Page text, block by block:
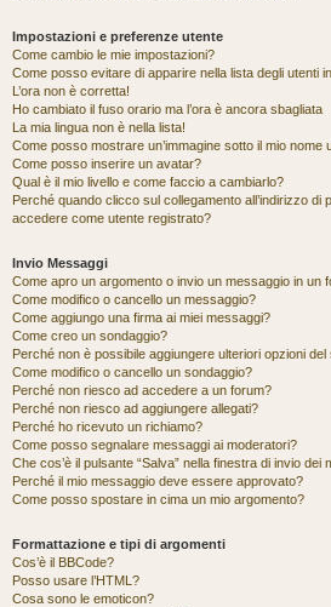
Impostazioni e preferenze utente
Come cambio le mie impostazioni?
Come posso evitare di apparire nella lista degli utenti
L’ora non è corretta!
Ho cambiato il fuso orario ma l’ora è ancora sbagliata
La mia lingua non è nella lista!
Come posso mostrare un’immagine sotto il mio nome
Come posso inserire un avatar?
Qual è il mio livello e come faccio a cambiarlo?
Perché quando clicco sul collegamento all’indirizzo di
accedere come utente registrato?
Invio Messaggi
Come apro un argomento o invio un messaggio in un
Come modifico o cancello un messaggio?
Come aggiungo una firma ai miei messaggi?
Come creo un sondaggio?
Perché non è possibile aggiungere ulteriori opzioni del
Come modifico o cancello un sondaggio?
Perché non riesco ad accedere a un forum?
Perché non riesco ad aggiungere allegati?
Perché ho ricevuto un richiamo?
Come posso segnalare messaggi ai moderatori?
Che cos’è il pulsante “Salva” nella finestra di invio dei
Perché il mio messaggio deve essere approvato?
Come posso spostare in cima un mio argomento?
Formattazione e tipi di argomenti
Cos’è il BBCode?
Posso usare l’HTML?
Cosa sono le emoticon?